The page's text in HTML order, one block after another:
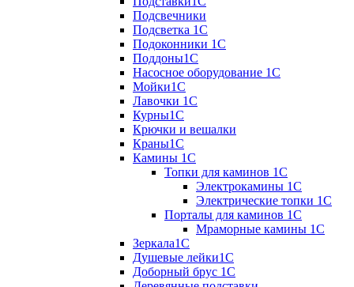
Подсвечники
Подсветка 1С
Подоконники 1С
Поддоны1С
Насосное оборудование 1С
Мойки1С
Лавочки 1С
Курны1С
Крючки и вешалки
Краны1С
Камины 1C
Топки для каминов 1C
Электрокамины 1С
Электрические топки 1C
Порталы для каминов 1С
Мраморные камины 1C
Зеркала1С
Душевые лейки1С
Доборный брус 1С